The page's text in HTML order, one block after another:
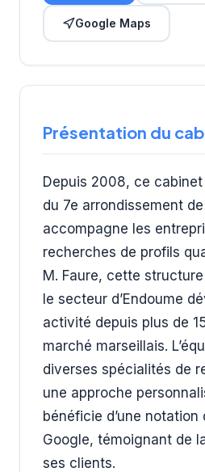
Google Maps
Présentation du
Depuis 2008, ce
du 7e arrondissement
accompagne les
recherches de profils
M. Faure, cette
le secteur d’Endoume
activité depuis plus de
marché marseillais.
diverses spécialités de
une approche
bénéficie d’une notation
Google, témoignant de
ses clients.